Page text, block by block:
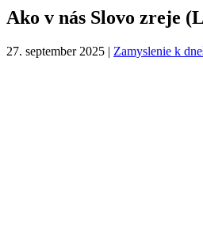
Ako v nás Slovo zreje
27. september 2025 | Zamyslenie k